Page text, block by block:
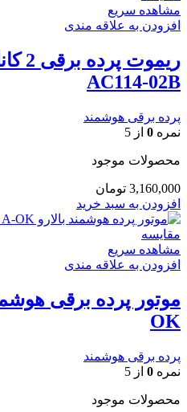
مشاهده سریع
افزودن به علاقه مندی
AC114-02B
پرده برقی هوشمند
نمره 0 از 5
محصولات موجود
3,160,000 تومان
افزودن به سبد خرید
مقایسه
مشاهده سریع
افزودن به علاقه مندی
OK
پرده برقی هوشمند
نمره 0 از 5
محصولات موجود